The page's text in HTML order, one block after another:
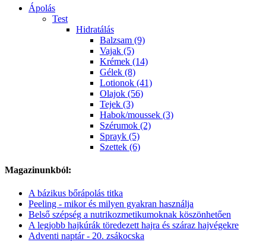
Ápolás
Test
Hidratálás
Balzsam (9)
Vajak (5)
Krémek (14)
Gélek (8)
Lotionok (41)
Olajok (56)
Tejek (3)
Habok/moussek (3)
Szérumok (2)
Sprayk (5)
Szettek (6)
Magazinunkból:
A bázikus bőrápolás titka
Peeling - mikor és milyen gyakran használja
Belső szépség a nutrikozmetikumoknak köszönhetően
A legjobb hajkúrák töredezett hajra és száraz hajvégekre
Adventi naptár - 20. zsákocska